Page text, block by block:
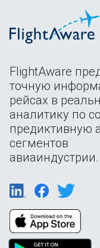
FlightAware
точную
рейсах в
аналитику по
предиктивную
сегментов
авиаиндустрии.